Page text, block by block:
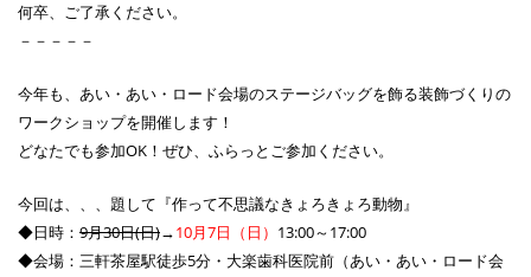
何卒、ご了承ください。
－－－－－
今年も、あい・あい・ロード会場のステージバッグを飾る装飾づくりの
ワークショップを開催します！
どなたでも参加OK！ぜひ、ふらっとご参加ください。
今回は、、、題して『作って不思議なきょろきょろ動物』
◆日時： 9月30日(日)→10月7日（日） 13:00～17:00
◆会場：三軒茶屋駅徒歩5分・大楽歯科医院前（あい・あい・ロード会